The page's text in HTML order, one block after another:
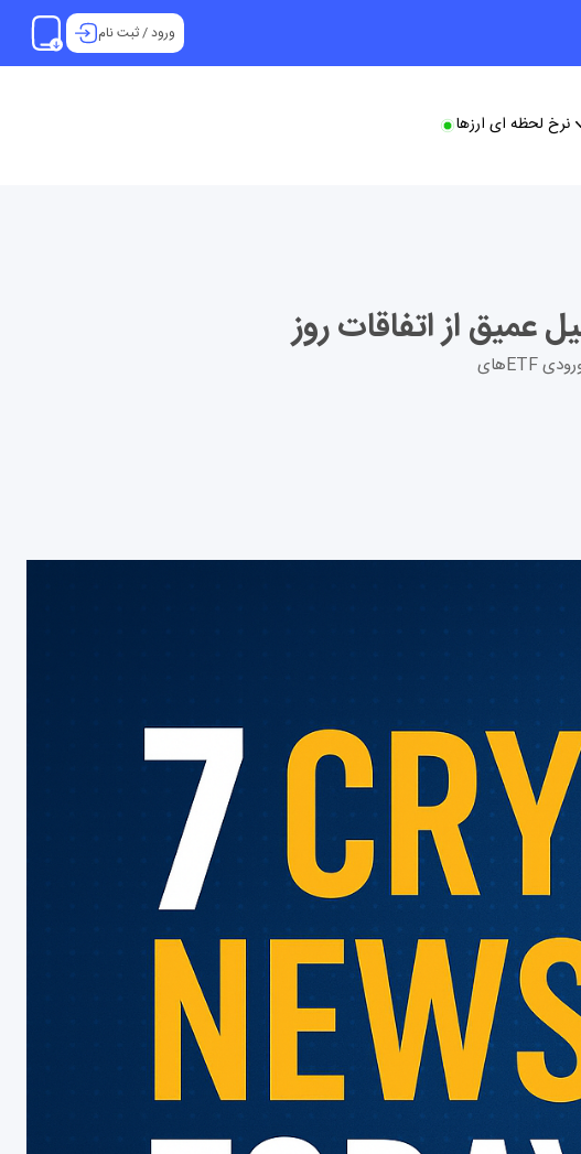
ورود/ثبت نام
نرخ لحظه ای ارزها
۱. ورود سرمایه جدید به ETFهای اسپات بیت‌کوین امروز مجموع ورودی ETFهای